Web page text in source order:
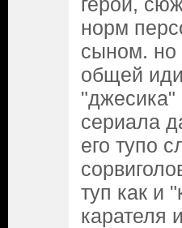
норм
сыном. но
общей
сериала
его тупо
туп как и
карателя